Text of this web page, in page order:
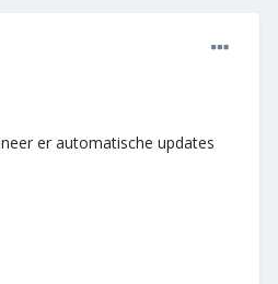
er automatische updates